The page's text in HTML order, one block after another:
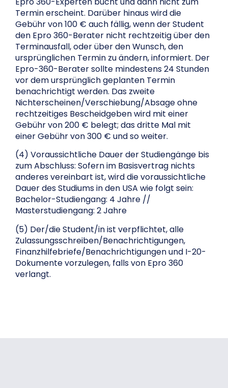
Termin erscheint. Darüber hinaus wird die
Gebühr von 100 € auch fällig, wenn der Student
den Epro 360-Berater nicht rechtzeitig über den
Terminausfall, oder über den Wunsch, den
ursprünglichen Termin zu ändern, informiert. Der
Epro-360-Berater sollte mindestens 24 Stunden
vor dem ursprünglich geplanten Termin
benachrichtigt werden. Das zweite
Nichterscheinen/Verschiebung/Absage ohne
rechtzeitiges Bescheidgeben wird mit einer
Gebühr von 200 € belegt; das dritte Mal mit
einer Gebühr von 300 € und so weiter.
(4) Voraussichtliche Dauer der Studiengänge bis
zum Abschluss: Sofern im Basisvertrag nichts
anderes vereinbart ist, wird die voraussichtliche
Dauer des Studiums in den USA wie folgt sein:
Bachelor-Studiengang: 4 Jahre //
Masterstudiengang: 2 Jahre
(5) Der/die Student/in ist verpflichtet, alle
Zulassungsschreiben/Benachrichtigungen,
Finanzhilfebriefe/Benachrichtigungen und I-20-
Dokumente vorzulegen, falls von Epro 360
verlangt.